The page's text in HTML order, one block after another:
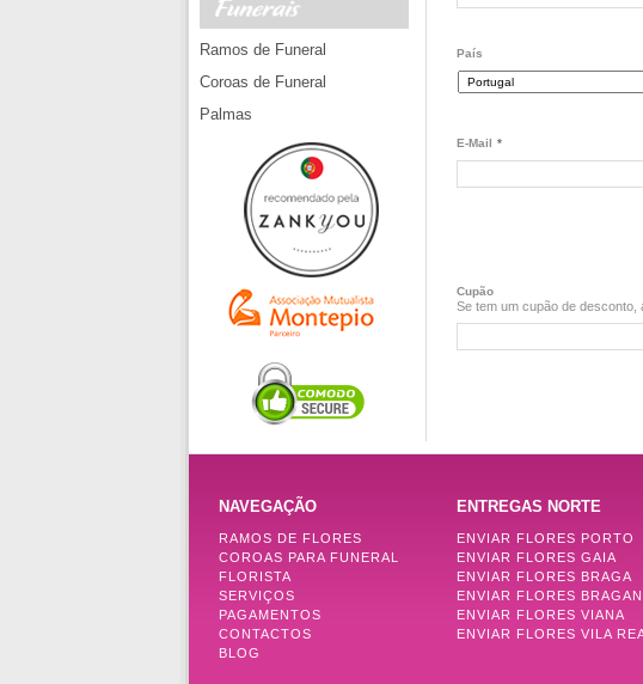
País
E-Mail *
Cupão
Se tem um cupão de desconto,
Ramos de Funeral
Coroas de Funeral
Palmas
NAVEGAÇÃO
RAMOS DE FLORES
COROAS PARA FUNERAL
FLORISTA
SERVIÇOS
PAGAMENTOS
CONTACTOS
BLOG
ENTREGAS NORTE
ENVIAR FLORES PORTO
ENVIAR FLORES GAIA
ENVIAR FLORES BRAGA
ENVIAR FLORES
ENVIAR FLORES VIANA
ENVIAR FLORES VILA